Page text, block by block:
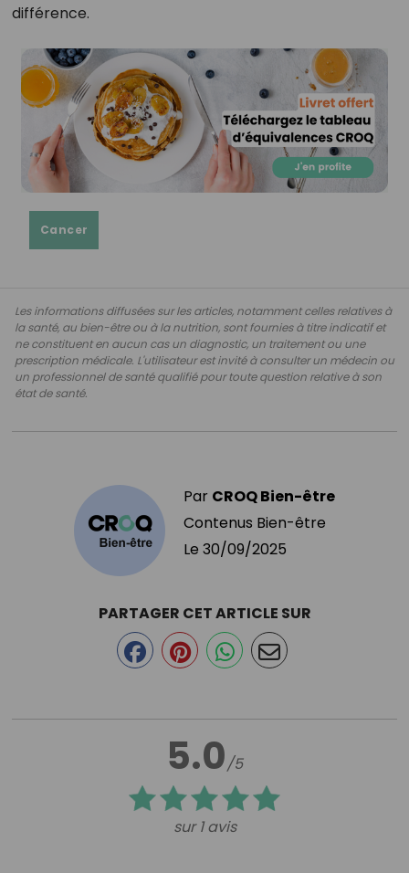
différence.
Cancer
Les informations diffusées sur les articles, notamment celles relatives à
la santé, au bien-être ou à la nutrition, sont fournies à titre indicatif et
ne constituent en aucun cas un diagnostic, un traitement ou une
prescription médicale. L'utilisateur est invité à consulter un médecin ou
un professionnel de santé qualifié pour toute question relative à son
état de santé.
Par CROQ Bien-être
Contenus Bien-être
Le 30/09/2025
5.0/5
sur 1 avis
PARTAGER CET ARTICLE SUR